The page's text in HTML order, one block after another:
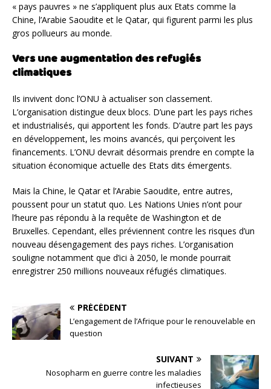
« pays pauvres » ne s’appliquent plus aux Etats comme la
Chine, l’Arabie Saoudite et le Qatar, qui figurent parmi les plus
gros pollueurs au monde.
Vers une augmentation des refugiés
climatiques
Ils invivent donc l’ONU à actualiser son classement.
L’organisation distingue deux blocs. D’une part les pays riches
et industrialisés, qui apportent les fonds. D’autre part les pays
en développement, les moins avancés, qui perçoivent les
financements. L’ONU devrait désormais prendre en compte la
situation économique actuelle des Etats dits émergents.
Mais la Chine, le Qatar et l’Arabie Saoudite, entre autres,
poussent pour un statut quo. Les Nations Unies n’ont pour
l’heure pas répondu à la requête de Washington et de
Bruxelles. Cependant, elles préviennent contre les risques d’un
nouveau désengagement des pays riches. L’organisation
souligne notamment que d’ici à 2050, le monde pourrait
enregistrer 250 millions nouveaux réfugiés climatiques.
PRÉCÉDENT
L’engagement de l’Afrique pour le renouvelable en
question
SUIVANT
Nosopharm en guerre contre les maladies
infectieuses